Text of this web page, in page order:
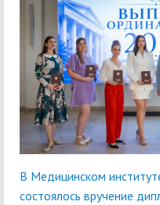
В Медицинском
состоялось вручение